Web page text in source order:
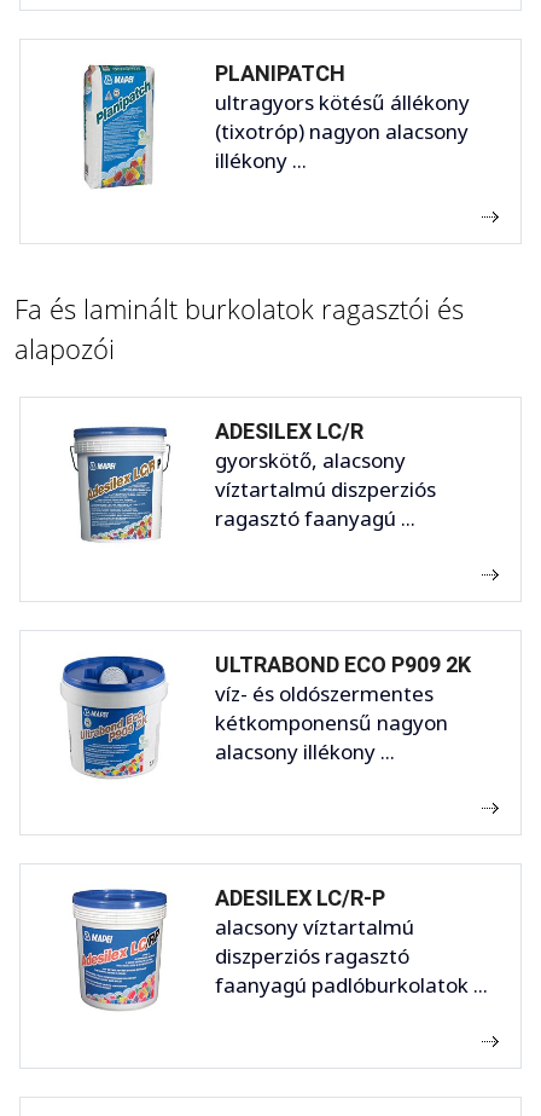
PLANIPATCH
ultragyors kötésű állékony
(tixotróp) nagyon alacsony
illékony ...
Fa és laminált burkolatok ragasztói és
alapozói
ADESILEX LC/R
gyorskötő, alacsony
víztartalmú diszperziós
ragasztó faanyagú ...
ULTRABOND ECO P909 2K
víz- és oldószermentes
kétkomponensű nagyon
alacsony illékony ...
ADESILEX LC/R-P
alacsony víztartalmú
diszperziós ragasztó
faanyagú padlóburkolatok ...